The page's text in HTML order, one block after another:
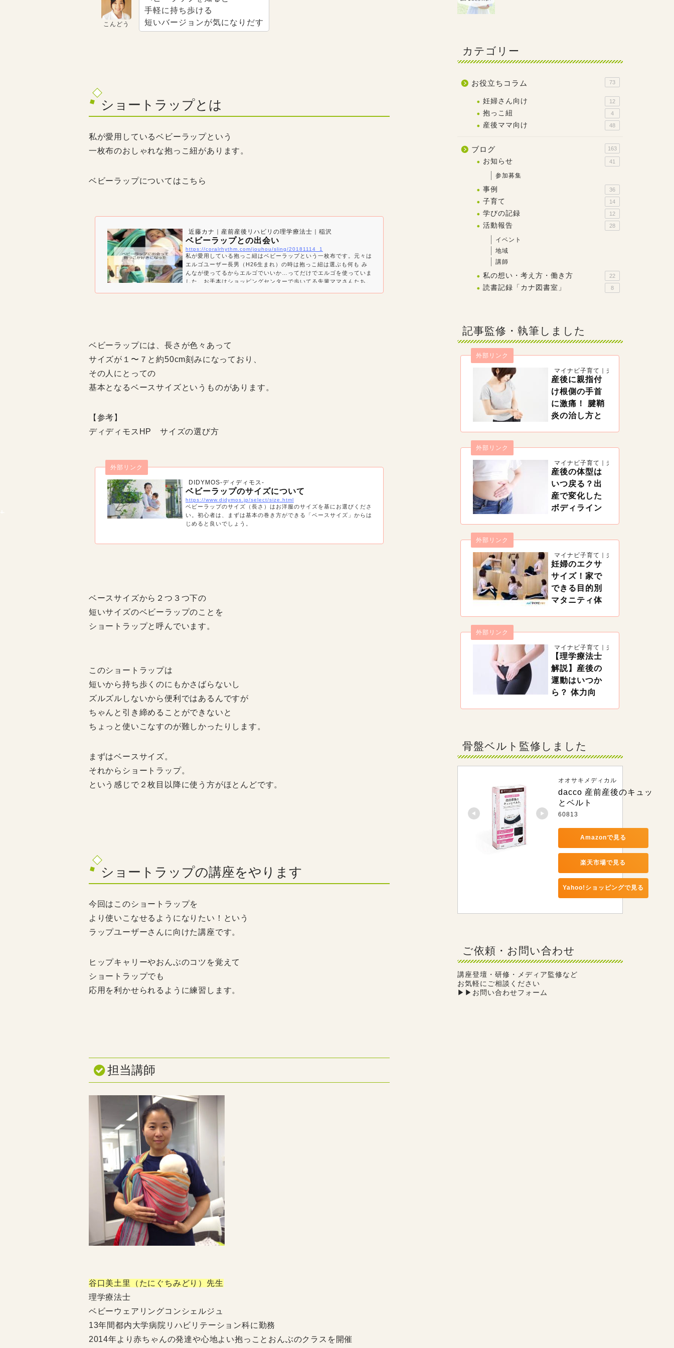
こんどう
手軽に持ち歩ける
短いバージョンが気になりだす
ショートラップとは
私が愛用しているベビーラップという
一枚布のおしゃれな抱っこ紐があります。
ベビーラップについてはこちら
近藤カナ｜産前産後リハビリの理学療法士｜稲沢
ベビーラップとの出会い
https://coralrhythm.com/jouhou/sling/20181114_1
私が愛用している抱っこ紐はベビーラップという一枚布です。元々は
エルゴユーザー長男（H26生まれ）の時は抱っこ紐は選ぶも何も み
んなが使ってるからエルゴでいいか…ってだけでエルゴを使っていま
した。お手本はショッピングセンターで歩いてる先輩ママさんたち。
ベビーラップには、長さが色々あって
サイズが１〜７と約50cm刻みになっており、
その人にとっての
基本となるベースサイズというものがあります。
【参考】
ディディモスHP サイズの選び方
DIDYMOS-ディディモス-
外部リンク
ベビーラップのサイズについて
https://www.didymos.jp/select/size.html
ベビーラップのサイズ（長さ）はお洋服のサイズを基にお選びくださ
い。初心者は、まずは基本の巻き方ができる「ベースサイズ」からは
じめると良いでしょう。
ベースサイズから２つ３つ下の
短いサイズのベビーラップのことを
ショートラップと呼んでいます。
このショートラップは
短いから持ち歩くのにもかさばらないし
ズルズルしないから便利ではあるんですが
ちゃんと引き締めることができないと
ちょっと使いこなすのが難しかったりします。
まずはベースサイズ。
それからショートラップ。
という感じで２枚目以降に使う方がほとんどです。
ショートラップの講座をやります
今回はこのショートラップを
より使いこなせるようになりたい！という
ラップユーザーさんに向けた講座です。
ヒップキャリーやおんぶのコツを覚えて
ショートラップでも
応用を利かせられるように練習します。
担当講師
谷口美土里
（たにぐちみどり）先生
理学療法士
ベビーウェアリングコンシェルジュ
13年間都内大学病院リハビリテーション科に勤務
2014年より赤ちゃんの発達や心地よい抱っことおんぶのクラスを開催
カテゴリー
お役立ちコラム 73
妊婦さん向け 12
抱っこ紐 4
産後ママ向け 48
ブログ 163
お知らせ 41
参加募集
事例 36
子育て 14
学びの記録 12
活動報告 28
イベント
地域
講師
私の想い・考え方・働き方 22
読書記録「カナ図書室」 8
記事監修・執筆しました
マイナビ子育て｜夫婦一緒に子育て
外部リンク
産後に親指付
け根側の手首
に激痛！ 腱鞘
炎の治し方と
https://woman.mynavi.jp/kosodate/articles/11420
授乳中、手首に走る激痛、それは「腱鞘炎」かも
しれません。妊娠中や産後は、実は腱鞘炎になり
やすい時期。痛みを治すには安静が必要ですが、
産後は授乳や抱っこなどで安静にすることは難し
いもの。産後の腱鞘炎の治療や予防法などを紹介
します。
マイナビ子育て｜夫婦一緒に子育て
外部リンク
産後の体型は
いつ戻る？出
産で変化した
ボディライン
https://woman.mynavi.jp/kosodate/articles/11428
出産という大仕事を終えた体は、体型も変化して
しまいます。ある程度覚悟はしていても、ボディ
ラインが崩れてしまうのは辛いですね。そこで産
後の体型はいつ戻るのか、戻すためにどんなこと
をすればいいのかまとめました。
マイナビ子育て｜夫婦一緒に子育て
外部リンク
妊婦のエクサ
サイズ！家で
できる目的別
マタニティ体
https://woman.mynavi.jp/kosodate/articles/12263
妊娠中は無理のない範囲で体を動かすことが大切
です。でも、天候などの関係で外になかなか出ら
れない時期もあるでしょう。そんな時は妊婦でも
自宅で簡単にできるマタニティエクササイズを試
してみましょう！「骨盤底筋」「腰痛」「肩こ
り」「足のむくみ」と目的・部分別に対策のため
マイナビ子育て｜夫婦一緒に子育て
外部リンク
【理学療法士
解説】産後の
運動はいつか
ら？ 体力向
出産後、赤ちゃんのお世話にも慣れてくると、妊
娠中に増えた体重が気になってくる人も多いので
めの運動のやり方とともに解説してもらうので、
参考にしてくださいね。
骨盤ベルト監修しました
オオサキメディカル
dacco 産前産後のキュッ
とベルト
60813
Amazonで見る
楽天市場で見る
Yahoo!ショッピングで見る
ご依頼・お問い合わせ
講座登壇・研修・メディア監修など
お気軽にご相談ください
▶︎ ▶︎お問い合わせフォーム